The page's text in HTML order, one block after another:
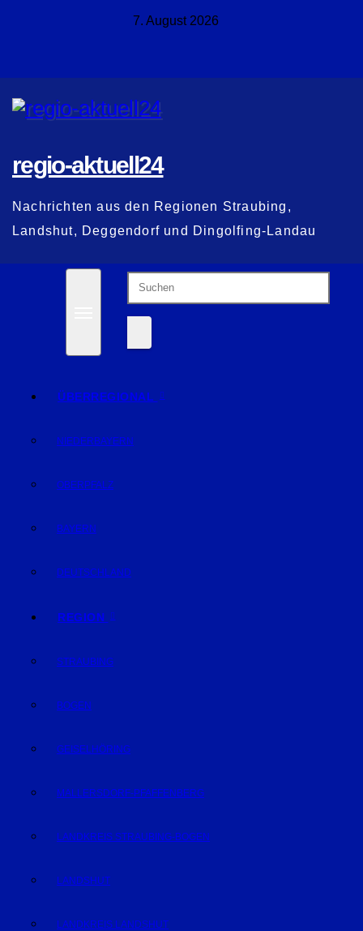
7. August 2026
regio-aktuell24
Nachrichten aus den Regionen Straubing,
Landshut, Deggendorf und Dingolfing-Landau
ÜBERREGIONAL
NIEDERBAYERN
OBERPFALZ
BAYERN
DEUTSCHLAND
REGION
STRAUBING
BOGEN
GEISELHÖRING
MALLERSDORF-PFAFFENBERG
LANDKREIS STRAUBING-BOGEN
LANDSHUT
LANDKREIS LANDSHUT